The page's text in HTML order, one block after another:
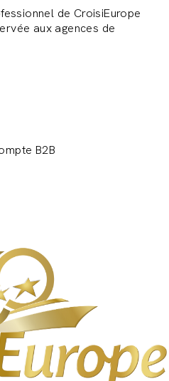
de CroisiEurope
aux agences de
B2B